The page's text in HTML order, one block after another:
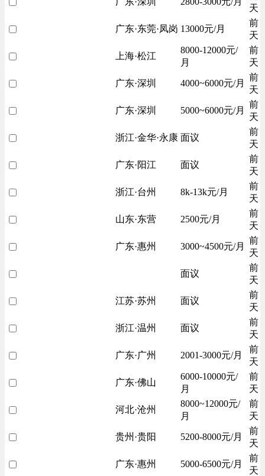
天
广东·东莞·凤岗 13000元/月
前
天
上海·松江
8000-12000元/
月
前
天
广东·深圳 4000~6000元/月
前
天
广东·深圳 5000~6000元/月
前
天
浙江·金华·永康 面议
前
天
广东·阳江 面议
前
天
浙江·台州 8k-13k元/月
前
天
山东·东营 2500元/月
前
天
广东·惠州 3000~4500元/月
前
天
面议
前
天
江苏·苏州 面议
前
天
浙江·温州 面议
前
天
广东·广州 2001-3000元/月
前
天
广东·佛山
6000-10000元/
月
前
天
河北·沧州
8000~12000元/
月
前
天
贵州·贵阳 5200-8000元/月
前
天
广东·惠州 5000-6500元/月
前
天